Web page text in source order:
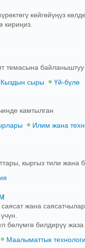
көйгөйүңүз
кириңиз.
темасына байланыштуу
Кыздын сыры Үй-бүлө
камтылган
Илим жана
кыргыз тили жана
саясат жана
бөлүмгө билдирүү жаза
Маалыматтык